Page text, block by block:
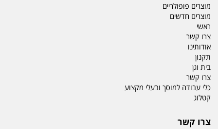
מוצרים פופולריים
מוצרים חדשים
ראשי
צרו קשר
אודותינו
תקנון
בית וגן
צרו קשר
כלי עבודה למוסך ובעלי מקצוע
קטלוג
צרו קשר